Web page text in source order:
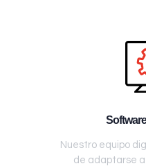
Nuestro equipo
de adaptarse